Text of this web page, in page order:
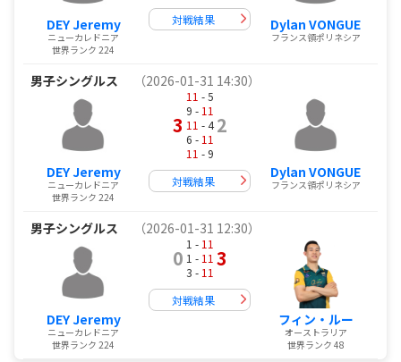
DEY Jeremy
ニューカレドニア
世界ランク 224
対戦結果 Dylan VONGUE
フランス領ポリネシア
男子シングルス （2026-01-31 14:30）
DEY Jeremy
ニューカレドニア
世界ランク 224
3
11 - 5
9 - 11
11 - 4
6 - 11
11 - 9
2
対戦結果
Dylan VONGUE
フランス領ポリネシア
男子シングルス （2026-01-31 12:30）
DEY Jeremy
ニューカレドニア
世界ランク 224
0
1 - 11
1 - 11
3 - 11
3
対戦結果
フィン・ルー
オーストラリア
世界ランク 48